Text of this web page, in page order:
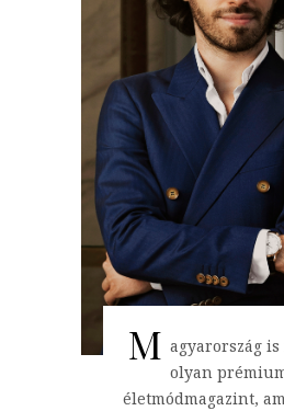
M agyarország
olyan
életmódmagazint,